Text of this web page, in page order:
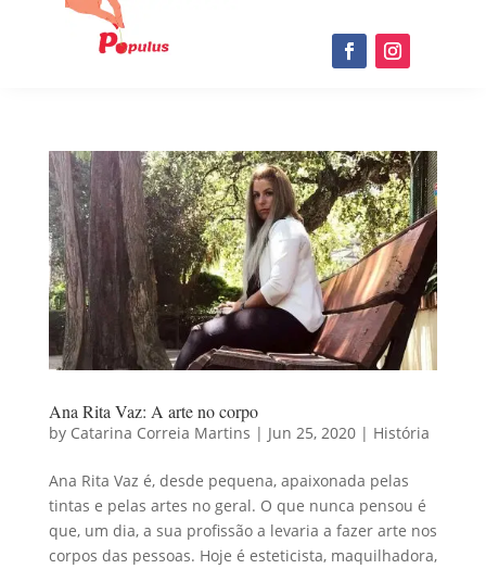
Ana Rita Vaz: A arte no corpo
by Catarina Correia Martins | Jun 25, 2020| História
Ana Rita Vaz é, desde pequena, apaixonada pelas
tintas e pelas artes no geral. O que nunca pensou é
que, um dia, a sua profissão a levaria a fazer arte nos
corpos das pessoas. Hoje é esteticista, maquilhadora,